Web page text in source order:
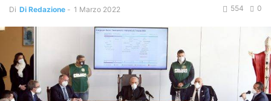
Di Di Redazione - 1 Marzo 2022 0
554